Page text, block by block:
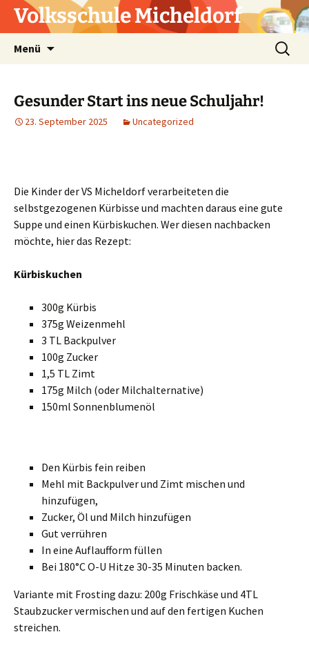
Zum
InhaltVolksschule Micheldorf
Menü
Suchen
nach:
Gesunder Start ins neue Schuljahr!
23. September 2025 Uncategorized
Die Kinder der VS Micheldorf verarbeiteten die
selbstgezogenen Kürbisse und machten daraus eine gute
Suppe und einen Kürbiskuchen. Wer diesen nachbacken
möchte, hier das Rezept:
Kürbiskuchen
300g Kürbis
375g Weizenmehl
3 TL Backpulver
100g Zucker
1,5 TL Zimt
175g Milch (oder Milchalternative)
150ml Sonnenblumenöl
Den Kürbis fein reiben
Mehl mit Backpulver und Zimt mischen und
hinzufügen,
Zucker, Öl und Milch hinzufügen
Gut verrühren
In eine Auflaufform füllen
Bei 180°C O-U Hitze 30-35 Minuten backen.
Variante mit Frosting dazu: 200g Frischkäse und 4TL
Staubzucker vermischen und auf den fertigen Kuchen
streichen.